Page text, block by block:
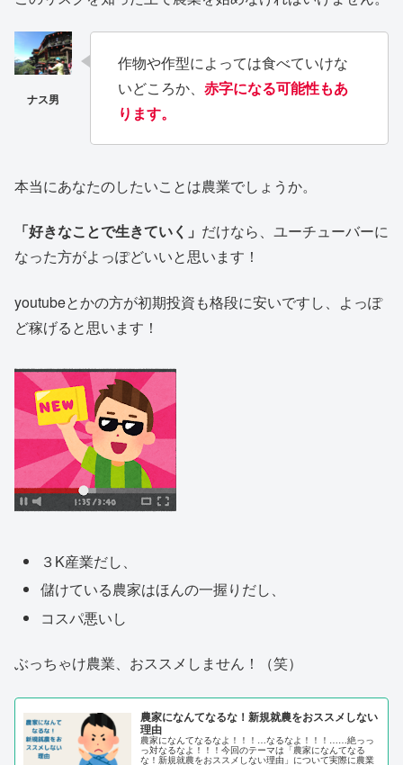
作物や作型によっては食べていけな
いどころか、 赤字になる可能性もあ
ります。
本当にあなたのしたいことは農業でしょうか。
「好きなことで生きていく」 だけなら、ユーチューバーに
なった方がよっぽどいいと思います！
youtubeとかの方が初期投資も格段に安いですし、よっぽ
ど稼げると思います！
３K産業だし、
儲けている農家はほんの一握りだし、
コスパ悪いし
ぶっちゃけ農業、おススメしません！（笑）
農家になんてなるな！新規就農をおススメしない
理由
農家になんてなるなよ！！！…なるなよ！！！……絶っっ
っ対なるなよ！！！今回のテーマは「農家になんてなる
な！新規就農をおススメしない理由」について実際に農業